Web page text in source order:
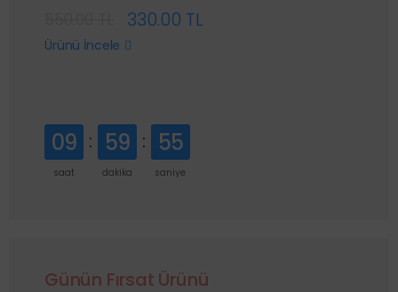
330.00 TL
Ürünü İncele
09
saat
59
dakika
54
saniye
Günün Fırsat Ürünü